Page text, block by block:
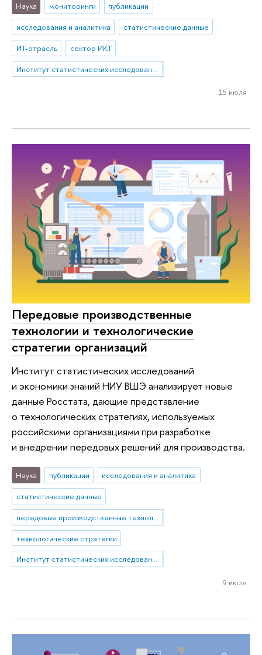
Наука мониторинги
публикации
исследования и аналитика
статистические данные
ИТ-отрасль
сектор ИКТ
15 июля
Передовые производственные
технологии и технологические
стратегии организаций
Институт статистических исследований
и экономики знаний НИУ ВШЭ анализирует новые
данные Росстата, дающие представление
о технологических стратегиях, используемых
российскими организациями при разработке
и внедрении передовых решений для производства.
Наука публикации
исследования и аналитика
статистические данные
передовые производственные технологии
технологические стратегии
Институт статистических исследований и экономики знаний
9 июля